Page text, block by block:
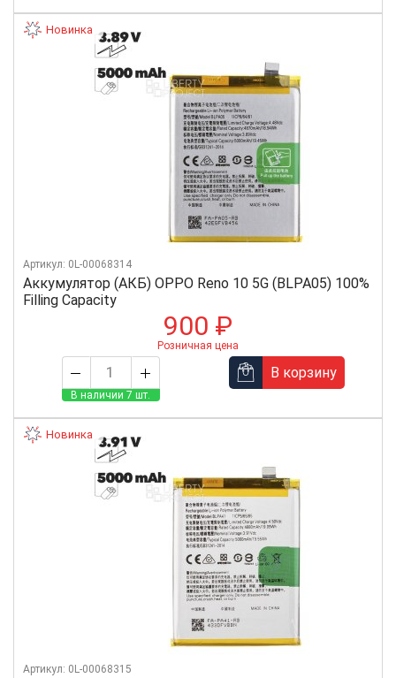
Новинка
Аккумулятор (АКБ) OPPO Reno 10 5G (BLPA05) 100%
Filling Capacity
Артикул: 0L-00068314
900 ₽
Розничная цена
В наличии 7 шт.
В корзину
Новинка
Артикул: 0L-00068315